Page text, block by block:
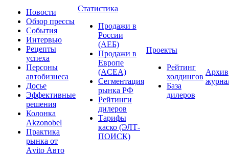
Новости
Обзор прессы
События
Интервью
Рецепты
успеха
Персоны
автобизнеса
Досье
Эффективные
решения
Колонка
Akzonobel
Практика
рынка от
Аvito Авто
Статистика
Продажи в
России
(АЕБ)
Продажи в
Европе
(ACEA)
Сегментация
рынка РФ
Рейтинги
дилеров
Тарифы
каско (ЭЛТ-
ПОИСК)
Проекты
Рейтинг
холдингов
База
дилеров
Архив